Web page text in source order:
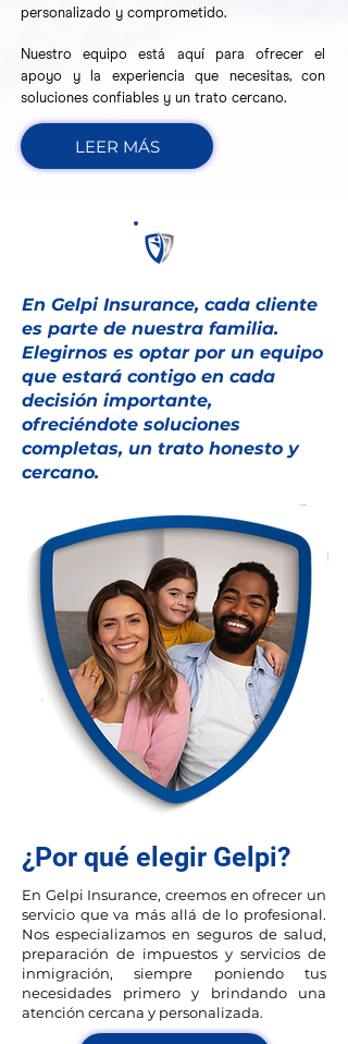
personalizado y comprometido.
Nuestro equipo está aquí para ofrecer el
apoyo y la experiencia que necesitas, con
soluciones confiables y un trato cercano.
LEER MÁS
En Gelpi Insurance, cada cliente
es parte de nuestra familia.
Elegirnos es optar por un equipo
que estará contigo en cada
decisión importante,
ofreciéndote soluciones
completas, un trato honesto y
cercano.
¿Por qué elegir Gelpi?
En Gelpi Insurance, creemos en ofrecer un
servicio que va más allá de lo profesional.
Nos especializamos en seguros de salud,
preparación de impuestos y servicios de
inmigración, siempre poniendo tus
necesidades primero y brindando una
atención cercana y personalizada.​